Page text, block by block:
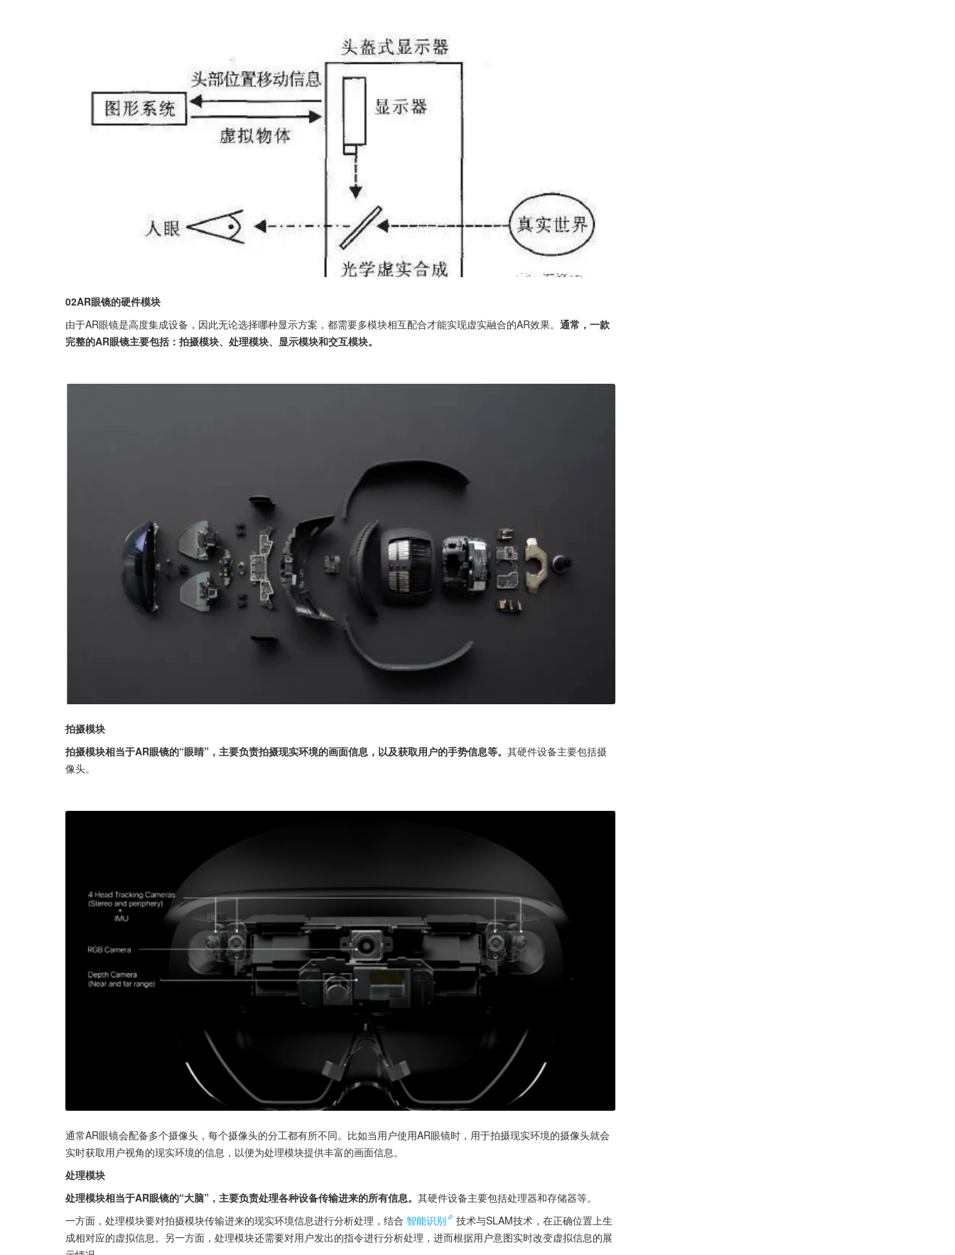
02AR眼镜的硬件模块
由于AR眼镜是高度集成设备，因此无论选择哪种显示方案，都需要多模块相互配合才能实现虚实融合的AR效果。 通常，一款
完整的AR眼镜主要包括：拍摄模块、处理模块、显示模块和交互模块。
拍摄模块
拍摄模块相当于AR眼镜的“眼睛”，主要负责拍摄现实环境的画面信息，以及获取用户的手势信息等。 其硬件设备主要包括摄
像头。
通常AR眼镜会配备多个摄像头，每个摄像头的分工都有所不同。比如当用户使用AR眼镜时，用于拍摄现实环境的摄像头就会
实时获取用户视角的现实环境的信息，以便为处理模块提供丰富的画面信息。
处理模块
处理模块相当于AR眼镜的“大脑”，主要负责处理各种设备传输进来的所有信息。 其硬件设备主要包括处理器和存储器等。
一方面，处理模块要对拍摄模块传输进来的现实环境信息进行分析处理，结合 智能识别
技术与SLAM技术，在正确位置上生
成相对应的虚拟信息。另一方面，处理模块还需要对用户发出的指令进行分析处理，进而根据用户意图实时改变虚拟信息的展